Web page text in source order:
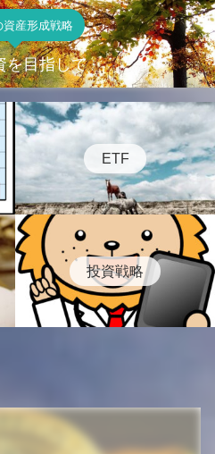
資産形成戦略
を目指して
ETF
投資戦略